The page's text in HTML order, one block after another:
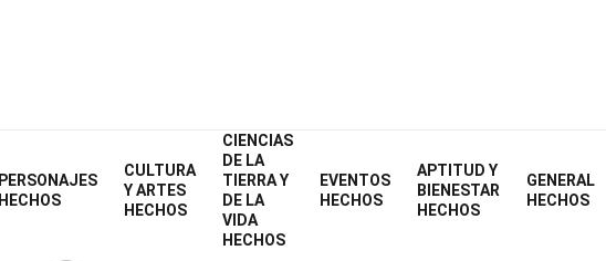
PERSONAJES
HECHOS
CULTURA
Y ARTES
HECHOS
CIENCIAS
DE LA
TIERRA Y
DE LA
VIDA
HECHOS
EVENTOS
HECHOS
APTITUD Y
BIENESTAR
HECHOS
GENERAL
HECHOS
Tecnología y Ciencias
34 Hechos Sobre Calculadora